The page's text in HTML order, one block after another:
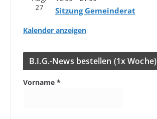
27
Sit­zung Gemeinderat
Kalender anzeigen
B.I.G.-News bestel­len (1x Woche)
Vorname *